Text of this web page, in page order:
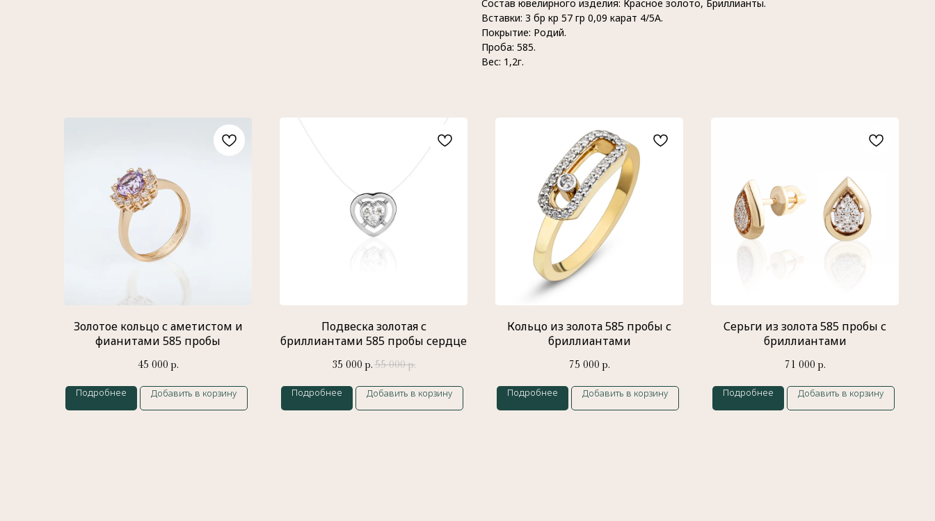
Состав ювелирного изделия: Красное золото, Бриллианты.
Вставки: 3 бр кр 57 гр 0,09 карат 4/5А.
Покрытие: Родий.
Проба: 585.
Вес: 1,2г.
Золотое кольцо с аметистом и
фианитами 585 пробы
45 000 р.
Подробнее Добавить в корзину
Подвеска золотая с
бриллиантами 585 пробы сердце
35 000 р.55 000 р.
Подробнее Добавить в корзину
Кольцо из золота 585 пробы с
бриллиантами
75 000 р.
Подробнее Добавить в корзину
Серьги из золота 585 пробы с
бриллиантами
71 000 р.
Подробнее Добавить в корзину